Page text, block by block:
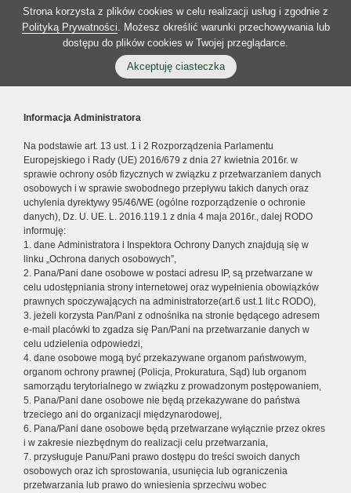
Strona korzysta z plików cookies w celu realizacji usług i zgodnie z
Polityką Prywatności. Możesz określić warunki przechowywania lub
dostępu do plików cookies w Twojej przeglądarce.
Akceptuję ciasteczka
Informacja Administratora
Na podstawie art. 13 ust. 1 i 2 Rozporządzenia Parlamentu
Europejskiego i Rady (UE) 2016/679 z dnia 27 kwietnia 2016r. w
sprawie ochrony osób fizycznych w związku z przetwarzaniem danych
osobowych i w sprawie swobodnego przepływu takich danych oraz
uchylenia dyrektywy 95/46/WE (ogólne rozporządzenie o ochronie
danych), Dz. U. UE. L. 2016.119.1 z dnia 4 maja 2016r., dalej RODO
informuję:
1. dane Administratora i Inspektora Ochrony Danych znajdują się w
linku „Ochrona danych osobowych”,
2. Pana/Pani dane osobowe w postaci adresu IP, są przetwarzane w
celu udostępniania strony internetowej oraz wypełnienia obowiązków
prawnych spoczywających na administratorze(art.6 ust.1 lit.c RODO),
3. jeżeli korzysta Pan/Pani z odnośnika na stronie będącego adresem
e-mail placówki to zgadza się Pan/Pani na przetwarzanie danych w
celu udzielenia odpowiedzi,
4. dane osobowe mogą być przekazywane organom państwowym,
organom ochrony prawnej (Policja, Prokuratura, Sąd) lub organom
samorządu terytorialnego w związku z prowadzonym postępowaniem,
5. Pana/Pani dane osobowe nie będą przekazywane do państwa
trzeciego ani do organizacji międzynarodowej,
6. Pana/Pani dane osobowe będą przetwarzane wyłącznie przez okres
i w zakresie niezbędnym do realizacji celu przetwarzania,
7. przysługuje Panu/Pani prawo dostępu do treści swoich danych
osobowych oraz ich sprostowania, usunięcia lub ograniczenia
przetwarzania lub prawo do wniesienia sprzeciwu wobec